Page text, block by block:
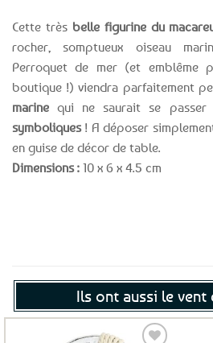
Cette très belle figurine du
rocher, somptueux oiseau
Perroquet de mer (et emblême
boutique !) viendra parfaitement
marine qui ne saurait se passer
symboliques! A déposer
en guise de décor de table.
Dimensions : 10 x 6 x 4.5 cm
Ils ont aussi le vent